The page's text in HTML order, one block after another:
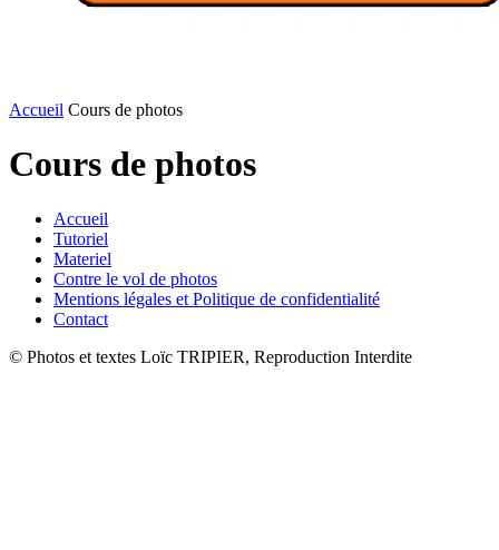
Accueil Cours de photos
Cours de photos
Accueil
Tutoriel
Materiel
Contre le vol de photos
Mentions légales et Politique de confidentialité
Contact
© Photos et textes Loïc TRIPIER, Reproduction Interdite